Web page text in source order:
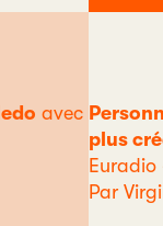
avec
plus
Par